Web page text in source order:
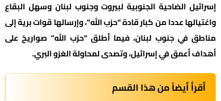
إسرائيل الضاحية الجنوبية لبيروت وجنوب لبنان وسهل البقاع
واغتيالها عددا من كبار قادة “حزب الله”، وإرسالها قوات برية إلى
مناطق في جنوب لبنان، فيما أطلق “حزب الله” صواريخ على
أهداف أعمق في إسرائيل، وتصدى لمحاولة الغزو البري.
أقرأ أيضاً من هذا القسم